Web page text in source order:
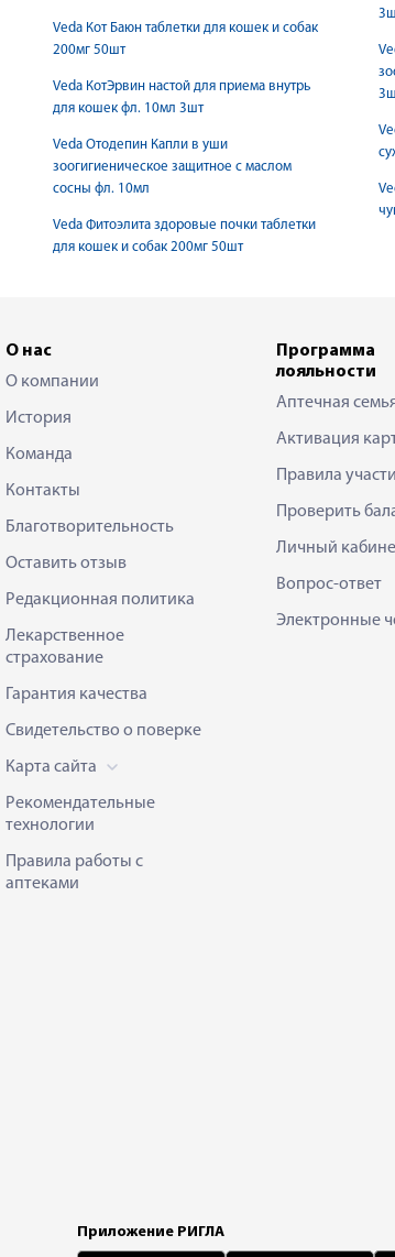
Veda Кот Баюн таблетки для кошек и собак
200мг 50шт
Veda КотЭрвин настой для приема внутрь
для кошек фл. 10мл 3шт
Veda Отодепин Капли в уши
зоогигиеническое защитное с маслом
сосны фл. 10мл
Veda Фитоэлита здоровые почки таблетки
для кошек и собак 200мг 50шт
О нас
О компании
История
Команда
Контакты
Благотворительность
Оставить отзыв
Редакционная политика
Лекарственное
страхование
Гарантия качества
Свидетельство о поверке
Карта сайта
Рекомендательные
технологии
Правила работы с
аптеками
Программа
лояльности
Аптечная
Активация
Правила
Проверить
Личный
Вопрос-ответ
Электронные
Приложение РИГЛА